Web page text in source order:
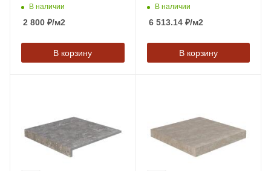
MONTMARTRE Steingrau,
310*320*9,5 мм
В наличии
2 800 ₽/м2
В корзину
310*310*9,5 мм
В наличии
6 513.14₽/м2
В корзину